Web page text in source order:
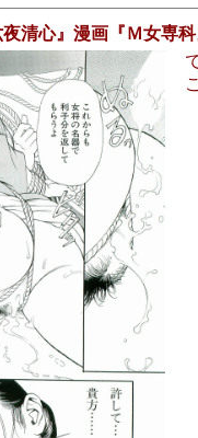
清心』漫画『Ｍ女専